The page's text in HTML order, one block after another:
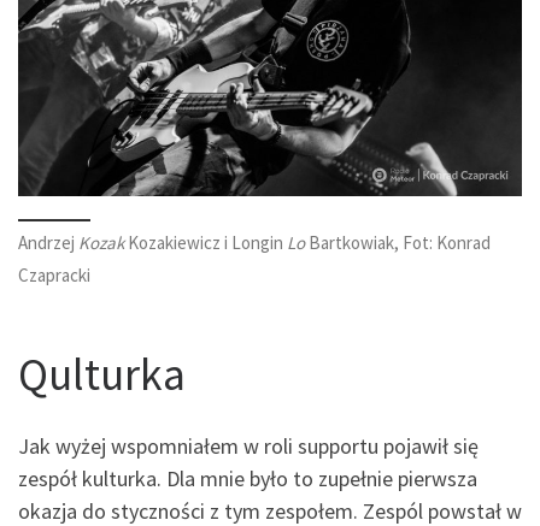
Andrzej KozakKozakiewicz i Longin LoBartkowiak, Fot: Konrad
Czapracki
Qulturka
Jak wyżej wspomniałem w roli supportu pojawił się
zespół kulturka. Dla mnie było to zupełnie pierwsza
okazja do styczności z tym zespołem. Zespól powstał w